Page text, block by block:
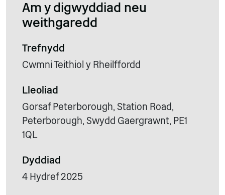
Am y digwyddiad neu
weithgaredd
Trefnydd
Cwmni Teithiol y Rheilffordd
Lleoliad
Gorsaf Peterborough, Station Road,
Peterborough, Swydd Gaergrawnt, PE1
1QL
Dyddiad
4 Hydref 2025